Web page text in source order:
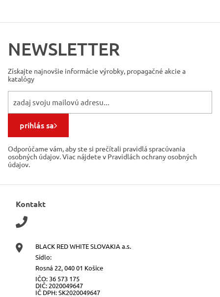
NEWSLETTER
Získajte najnovšie informácie výrobky, propagačné akcie a
katalógy
prihlás sa
Odporúčame vám, aby ste si prečítali pravidlá spracúvania
osobných údajov. Viac nájdete v Pravidlách ochrany osobných
údajov.
Kontakt
BLACK RED WHITE SLOVAKIA a.s.
Sídlo:
Rosná 22, 040 01 Košice
IČO: 36 573 175
DIČ: 2020049647
IČ DPH: SK2020049647